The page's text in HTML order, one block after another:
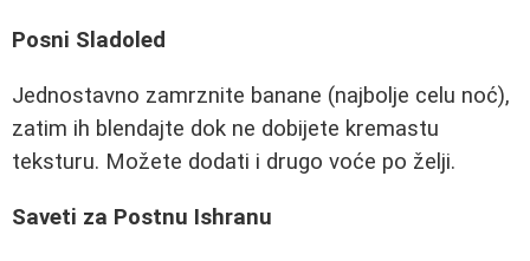
Posni Sladoled
Jednostavno zamrznite banane (najbolje celu noć),
zatim ih blendajte dok ne dobijete kremastu
teksturu. Možete dodati i drugo voće po želji.
Saveti za Postnu Ishranu